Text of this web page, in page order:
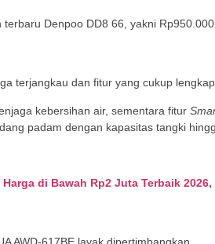
Denpoo DD8 66, yakni Rp950.000.
terjangkau dan fitur yang cukup
kebersihan air, sementara fitur
padam dengan kapasitas tangki
di Bawah Rp2 Juta Terbaik